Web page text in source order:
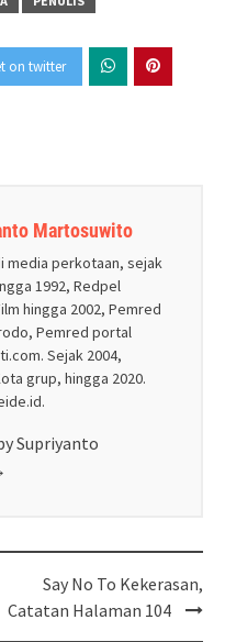
on twitter
Martosuwito
media perkotaan, sejak
1992, Redpel
hingga 2002, Pemred
Pemred portal
Sejak 2004,
grup, hingga 2020.
Supriyanto
Say No To Kekerasan,
Catatan Halaman 104